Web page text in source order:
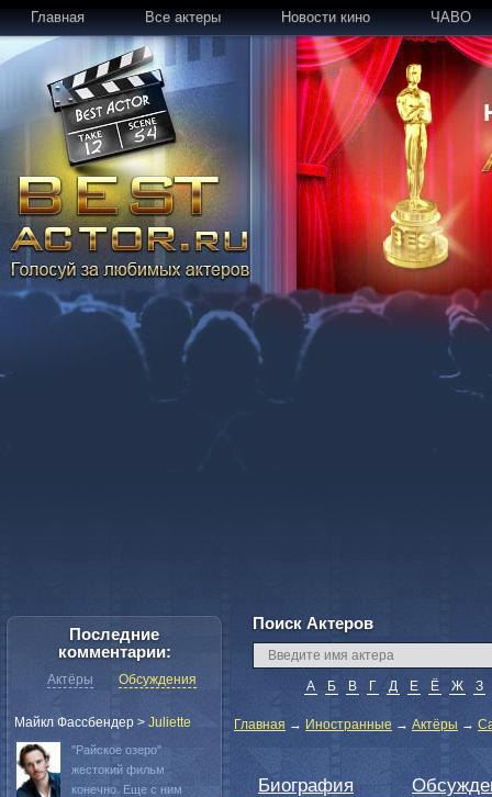
Главная Все актеры Новости кино ЧАВО
Поиск Актеров
А Б В Г Д Е Ё Ж З
Главная → Иностранные → Актёры →
Биография
Последние
комментарии:
Актёры Обсуждения
Майкл Фассбендер > Juliette
"Райское озеро"
жестокий фильм
конечно. Еще с ним